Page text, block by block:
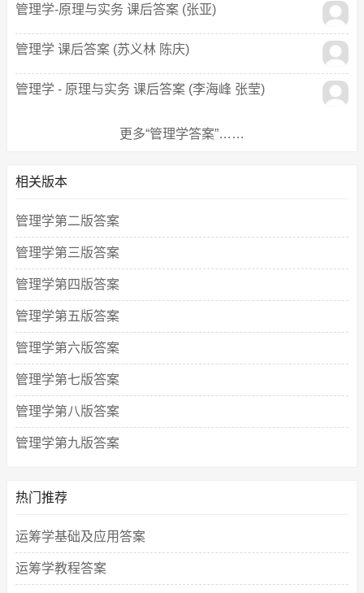
管理学-原理与实务 课后答案 (张亚)
管理学 课后答案 (苏义林 陈庆)
管理学 - 原理与实务 课后答案 (李海峰 张莹)
更多“管理学答案”……
相关版本
管理学第二版答案
管理学第三版答案
管理学第四版答案
管理学第五版答案
管理学第六版答案
管理学第七版答案
管理学第八版答案
管理学第九版答案
热门推荐
运筹学基础及应用答案
运筹学教程答案